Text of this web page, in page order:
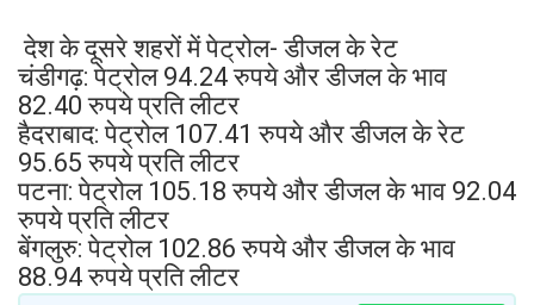
देश के दूसरे शहरों में पेट्रोल- डीजल के रेट
चंडीगढ़: पेट्रोल 94.24 रुपये और डीजल के भाव
82.40 रुपये प्रति लीटर
हैदराबाद: पेट्रोल 107.41 रुपये और डीजल के रेट
95.65 रुपये प्रति लीटर
पटना: पेट्रोल 105.18 रुपये और डीजल के भाव 92.04
रुपये प्रति लीटर
बेंगलुरु: पेट्रोल 102.86 रुपये और डीजल के भाव
88.94 रुपये प्रति लीटर